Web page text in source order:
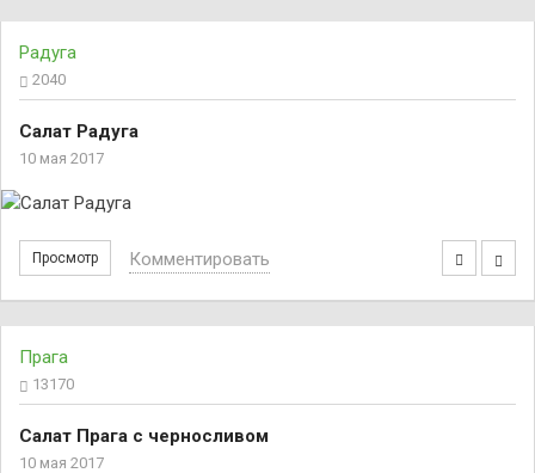
Радуга
2040
Салат Радуга
10 мая 2017
Просмотр Комментировать
Прага
13170
Салат Прага с черносливом
10 мая 2017